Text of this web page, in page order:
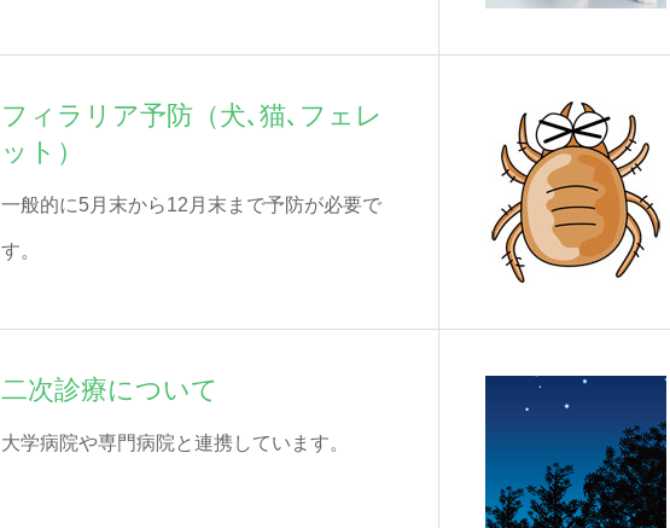
フィラリア予防（犬､猫､フェレ
ット）
一般的に5月末から12月末まで予防が必要で
す。
二次診療について
大学病院や専門病院と連携しています。